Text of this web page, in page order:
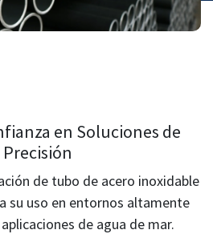
en Soluciones de
de tubo de acero inoxidable
su uso en entornos altamente
de agua de mar.